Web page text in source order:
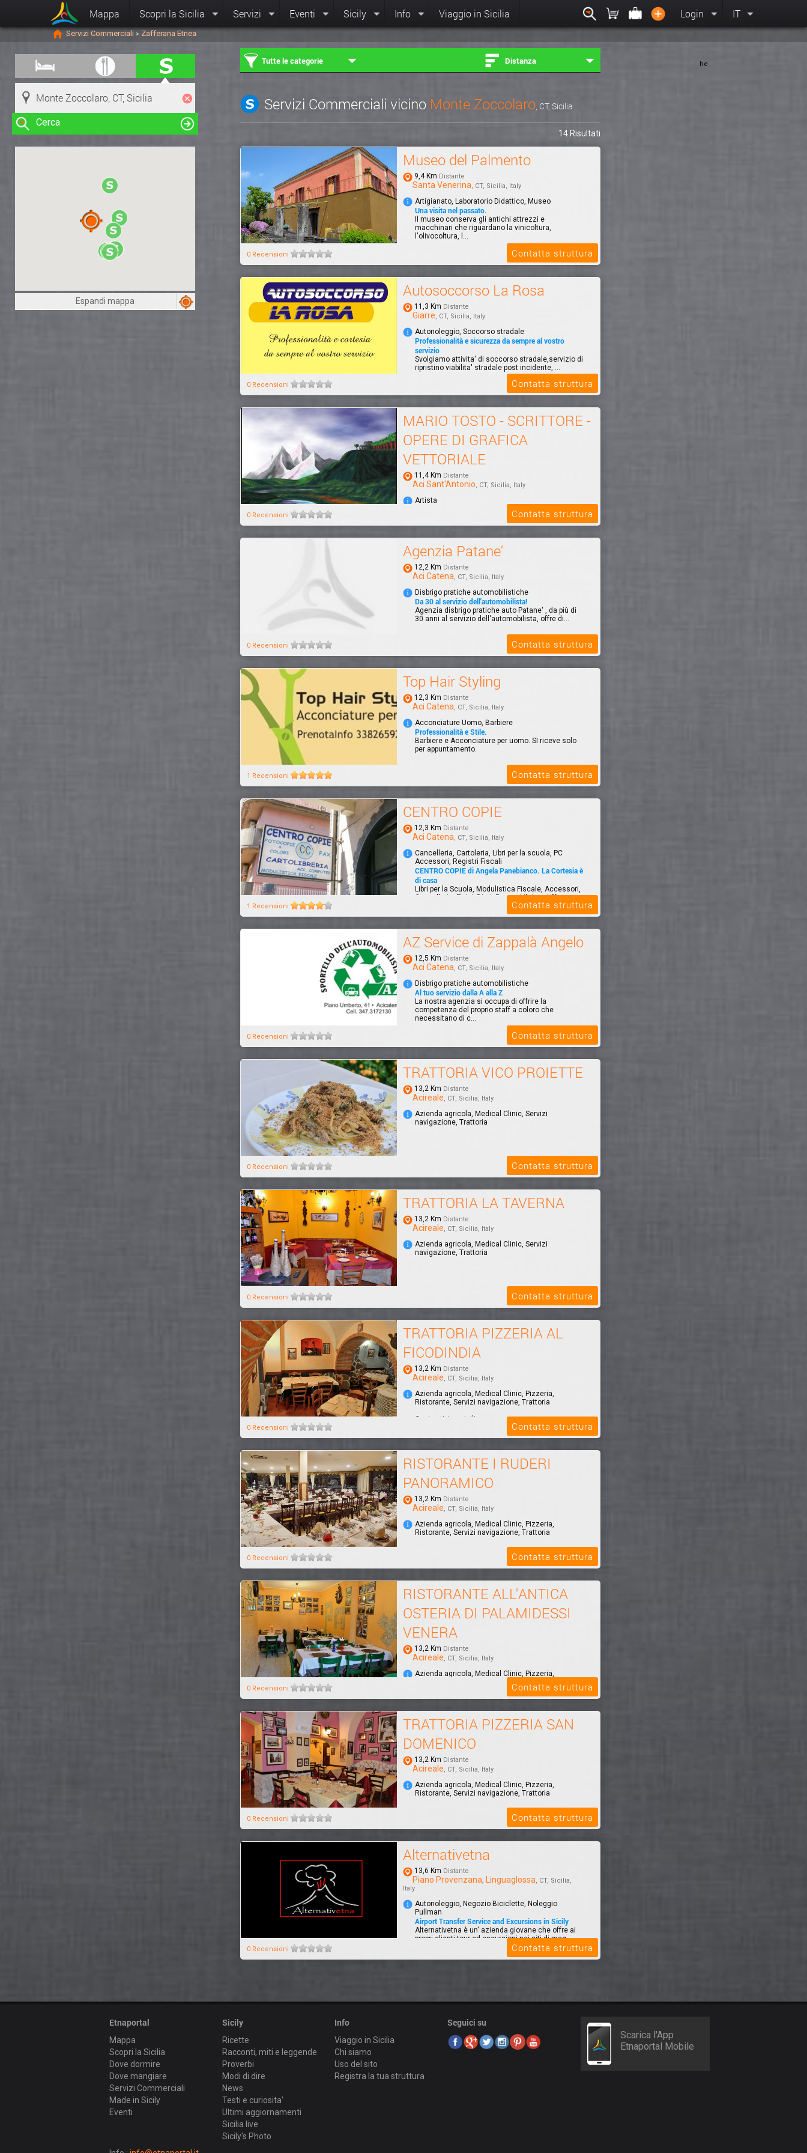
Mappa Scopri la Sicilia Servizi Eventi Sicily Info Viaggio in Sicilia Login IT
Servizi Commerciali > Zafferana Etnea
Cerca
Clicca su una risorsa nella mappa
per visualizzare le informazioni
Espandi mappa
Tutte le categorie Distanza
Servizi Commerciali vicino Monte Zoccolaro , CT, Sicilia
14 Risultati
Museo del Palmento
9,4 Km Distante
Santa Venerina, CT, Sicilia, Italy
Artigianato, Laboratorio Didattico, Museo
Una visita nel passato.
Il museo conserva gli antichi attrezzi e
macchinari che riguardano la vinicoltura,
l'olivocoltura, l...
0 Recensioni Contatta struttura
Autosoccorso La Rosa
11,3 Km Distante
Giarre, CT, Sicilia, Italy
Autonoleggio, Soccorso stradale
Professionalità e sicurezza da sempre al vostro
servizio
Svolgiamo attivita' di soccorso stradale,servizio di
ripristino viabilita' stradale post incidente, ...
0 Recensioni Contatta struttura
MARIO TOSTO - SCRITTORE -
OPERE DI GRAFICA
VETTORIALE
11,4 Km Distante
Aci Sant'Antonio, CT, Sicilia, Italy
Artista
SCRITTORE - DISEGNATORE OPERE GRAFICA
VETTORIALE
0 Recensioni Contatta struttura
Agenzia Patane'
12,2 Km Distante
Aci Catena, CT, Sicilia, Italy
Disbrigo pratiche automobilistiche
Da 30 al servizio dell'automobilista!
Agenzia disbrigo pratiche auto Patane' , da più di
30 anni al servizio dell'automobilista, offre di...
0 Recensioni Contatta struttura
Top Hair Styling
12,3 Km Distante
Aci Catena, CT, Sicilia, Italy
Acconciature Uomo, Barbiere
Professionalità e Stile.
Barbiere e Acconciature per uomo. SI riceve solo
per appuntamento.
1 Recensioni Contatta struttura
CENTRO COPIE
12,3 Km Distante
Aci Catena, CT, Sicilia, Italy
Cancelleria, Cartoleria, Libri per la scuola, PC
Accessori, Registri Fiscali
CENTRO COPIE di Angela Panebianco. La Cortesia è
di casa
Libri per la Scuola, Modulistica Fiscale, Accessori,
Cancelleria, Zaini, Diari, Penne, Libri per Uff...
1 Recensioni Contatta struttura
AZ Service di Zappalà Angelo
12,5 Km Distante
Aci Catena, CT, Sicilia, Italy
Disbrigo pratiche automobilistiche
Al tuo servizio dalla A alla Z
La nostra agenzia si occupa di offrire la
competenza del proprio staff a coloro che
necessitano di c...
0 Recensioni Contatta struttura
TRATTORIA VICO PROIETTE
13,2 Km Distante
Acireale, CT, Sicilia, Italy
Azienda agricola, Medical Clinic, Servizi
navigazione, Trattoria
0 Recensioni Contatta struttura
TRATTORIA LA TAVERNA
13,2 Km Distante
Acireale, CT, Sicilia, Italy
Azienda agricola, Medical Clinic, Servizi
navigazione, Trattoria
0 Recensioni Contatta struttura
TRATTORIA PIZZERIA AL
FICODINDIA
13,2 Km Distante
Acireale, CT, Sicilia, Italy
Azienda agricola, Medical Clinic, Pizzeria,
Ristorante, Servizi navigazione, Trattoria
Cucina tipica siciliana
0 Recensioni Contatta struttura
RISTORANTE I RUDERI
PANORAMICO
13,2 Km Distante
Acireale, CT, Sicilia, Italy
Azienda agricola, Medical Clinic, Pizzeria,
Ristorante, Servizi navigazione, Trattoria
0 Recensioni Contatta struttura
RISTORANTE ALL'ANTICA
OSTERIA DI PALAMIDESSI
VENERA
13,2 Km Distante
Acireale, CT, Sicilia, Italy
Azienda agricola, Medical Clinic, Pizzeria,
0 Recensioni Contatta struttura
TRATTORIA PIZZERIA SAN
DOMENICO
13,2 Km Distante
Acireale, CT, Sicilia, Italy
Azienda agricola, Medical Clinic, Pizzeria,
Ristorante, Servizi navigazione, Trattoria
0 Recensioni Contatta struttura
Alternativetna
13,6 Km Distante
Piano Provenzana, Linguaglossa, CT, Sicilia,
Italy
Autonoleggio, Negozio Biciclette, Noleggio
Pullman
Airport Transfer Service and Excursions in Sicily
Alternativetna è un' azienda giovane che offre ai
propri clienti tour ed escursioni nei siti di mag...
0 Recensioni Contatta struttura
Etnaportal
Mappa
Scopri la Sicilia
Dove dormire
Dove mangiare
Servizi Commerciali
Made in Sicily
Eventi
Sicily
Ricette
Racconti, miti e leggende
Proverbi
Modi di dire
News
Testi e curiosita'
Ultimi aggiornamenti
Sicilia live
Sicily's Photo
Info
Viaggio in Sicilia
Chi siamo
Uso del sito
Registra la tua struttura
Seguici su
Scarica l'App
Etnaportal Mobile
he